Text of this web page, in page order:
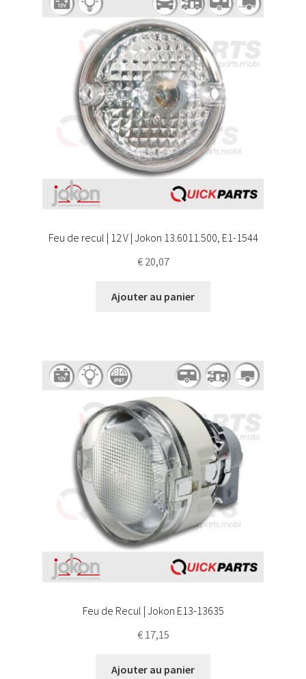
Feu de recul | 12 V | Jokon 13.6011.500, E1-1544
€20,07
Ajouter au panier
Feu de Recul | Jokon E13-13635
€17,15
Ajouter au panier